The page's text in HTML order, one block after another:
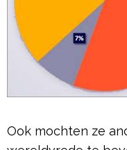
Ook mochten ze